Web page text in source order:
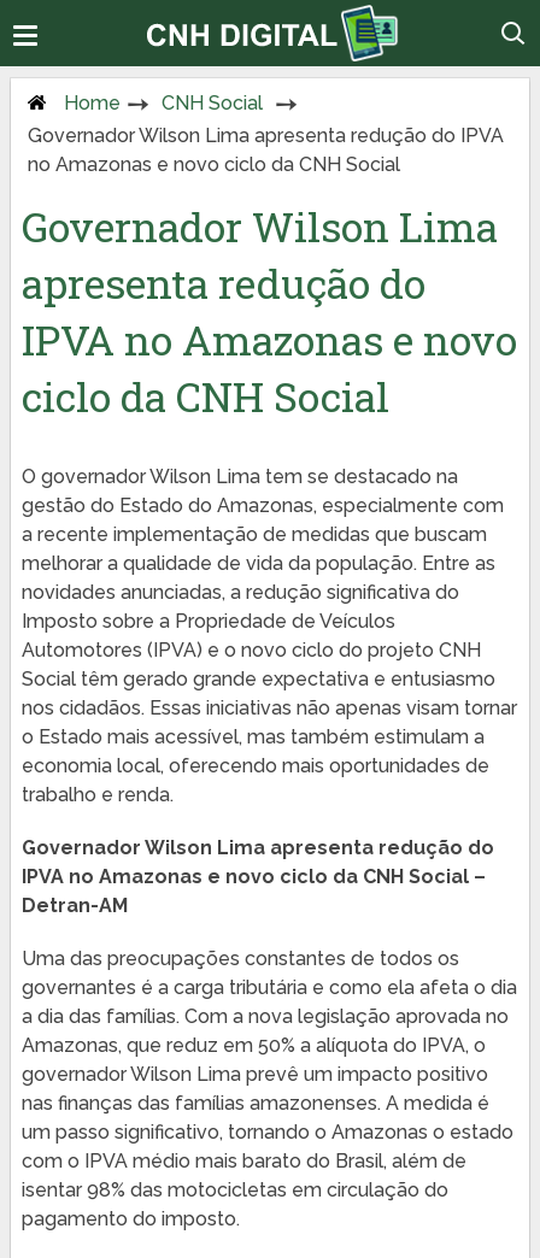
Home
CNH Social
Governador Wilson Lima apresenta redução do IPVA
no Amazonas e novo ciclo da CNH Social
Governador Wilson Lima
apresenta redução do
IPVA no Amazonas e novo
ciclo da CNH Social
O governador Wilson Lima tem se destacado na
gestão do Estado do Amazonas, especialmente com
a recente implementação de medidas que buscam
melhorar a qualidade de vida da população. Entre as
novidades anunciadas, a redução significativa do
Imposto sobre a Propriedade de Veículos
Automotores (IPVA) e o novo ciclo do projeto CNH
Social têm gerado grande expectativa e entusiasmo
nos cidadãos. Essas iniciativas não apenas visam tornar
o Estado mais acessível, mas também estimulam a
economia local, oferecendo mais oportunidades de
trabalho e renda.
Governador Wilson Lima apresenta redução do
IPVA no Amazonas e novo ciclo da CNH Social –
Detran-AM
Uma das preocupações constantes de todos os
governantes é a carga tributária e como ela afeta o dia
a dia das famílias. Com a nova legislação aprovada no
Amazonas, que reduz em 50% a alíquota do IPVA, o
governador Wilson Lima prevê um impacto positivo
nas finanças das famílias amazonenses. A medida é
um passo significativo, tornando o Amazonas o estado
com o IPVA médio mais barato do Brasil, além de
isentar 98% das motocicletas em circulação do
pagamento do imposto.